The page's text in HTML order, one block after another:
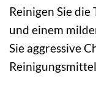
Reinigen Sie die
und einem
Sie aggressive